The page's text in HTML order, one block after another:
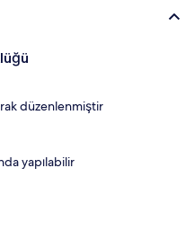
düzenlenmiştir
yapılabilir